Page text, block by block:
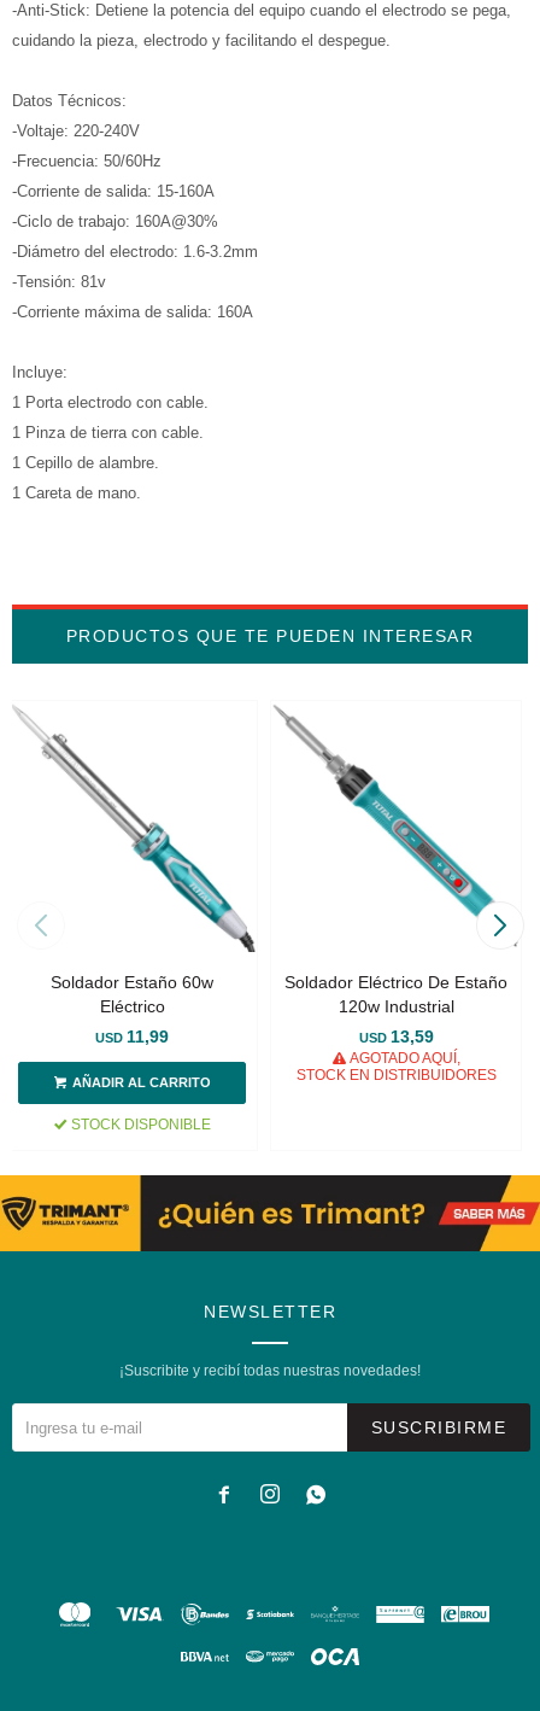
-Anti-Stick: Detiene la potencia del equipo cuando el electrodo se pega,
cuidando la pieza, electrodo y facilitando el despegue.
Datos Técnicos:
-Voltaje: 220-240V
-Frecuencia: 50/60Hz
-Corriente de salida: 15-160A
-Ciclo de trabajo: 160A@30%
-Diámetro del electrodo: 1.6-3.2mm
-Tensión: 81v
-Corriente máxima de salida: 160A
Incluye:
1 Porta electrodo con cable.
1 Pinza de tierra con cable.
1 Cepillo de alambre.
1 Careta de mano.
PRODUCTOS QUE TE PUEDEN INTERESAR
Soldador Estaño 60w
Eléctrico
USD 11,99
STOCK DISPONIBLE
Soldador Eléctrico De Estaño
120w Industrial
USD 13,59
AGOTADO AQUÍ,
STOCK EN DISTRIBUIDORES
NEWSLETTER
¡Suscribite y recibí todas nuestras novedades!
SUSCRIBIRME
  